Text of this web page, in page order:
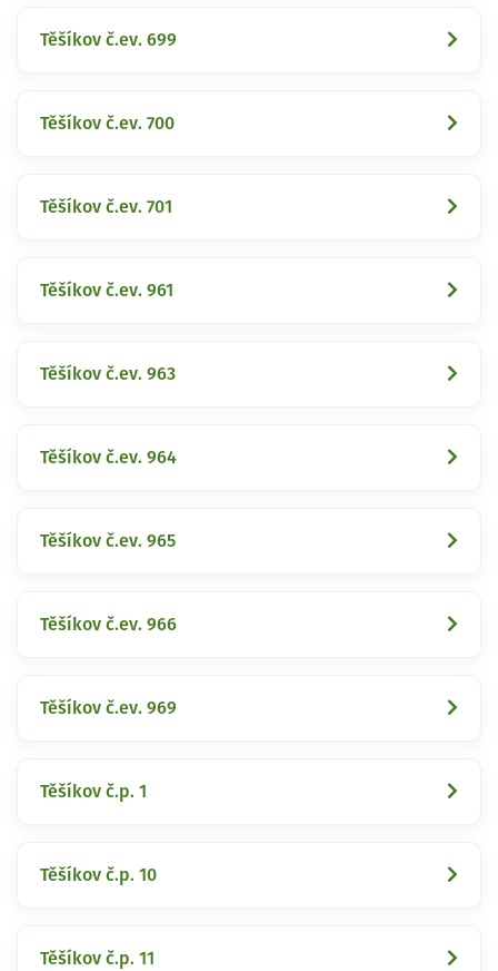
Těšíkov č.ev. 699
Těšíkov č.ev. 700
Těšíkov č.ev. 701
Těšíkov č.ev. 961
Těšíkov č.ev. 963
Těšíkov č.ev. 964
Těšíkov č.ev. 965
Těšíkov č.ev. 966
Těšíkov č.ev. 969
Těšíkov č.p. 1
Těšíkov č.p. 10
Těšíkov č.p. 11